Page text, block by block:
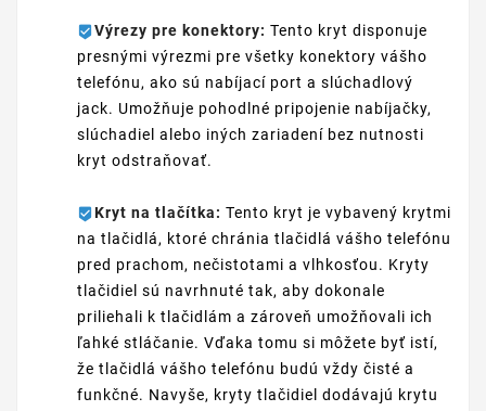
Výrezy pre konektory: Tento kryt disponuje
presnými výrezmi pre všetky konektory vášho
telefónu, ako sú nabíjací port a slúchadlový
jack. Umožňuje pohodlné pripojenie nabíjačky,
slúchadiel alebo iných zariadení bez nutnosti
kryt odstraňovať.
Kryt na tlačítka: Tento kryt je vybavený krytmi
na tlačidlá, ktoré chránia tlačidlá vášho telefónu
pred prachom, nečistotami a vlhkosťou. Kryty
tlačidiel sú navrhnuté tak, aby dokonale
priliehali k tlačidlám a zároveň umožňovali ich
ľahké stláčanie. Vďaka tomu si môžete byť istí,
že tlačidlá vášho telefónu budú vždy čisté a
funkčné. Navyše, kryty tlačidiel dodávajú krytu